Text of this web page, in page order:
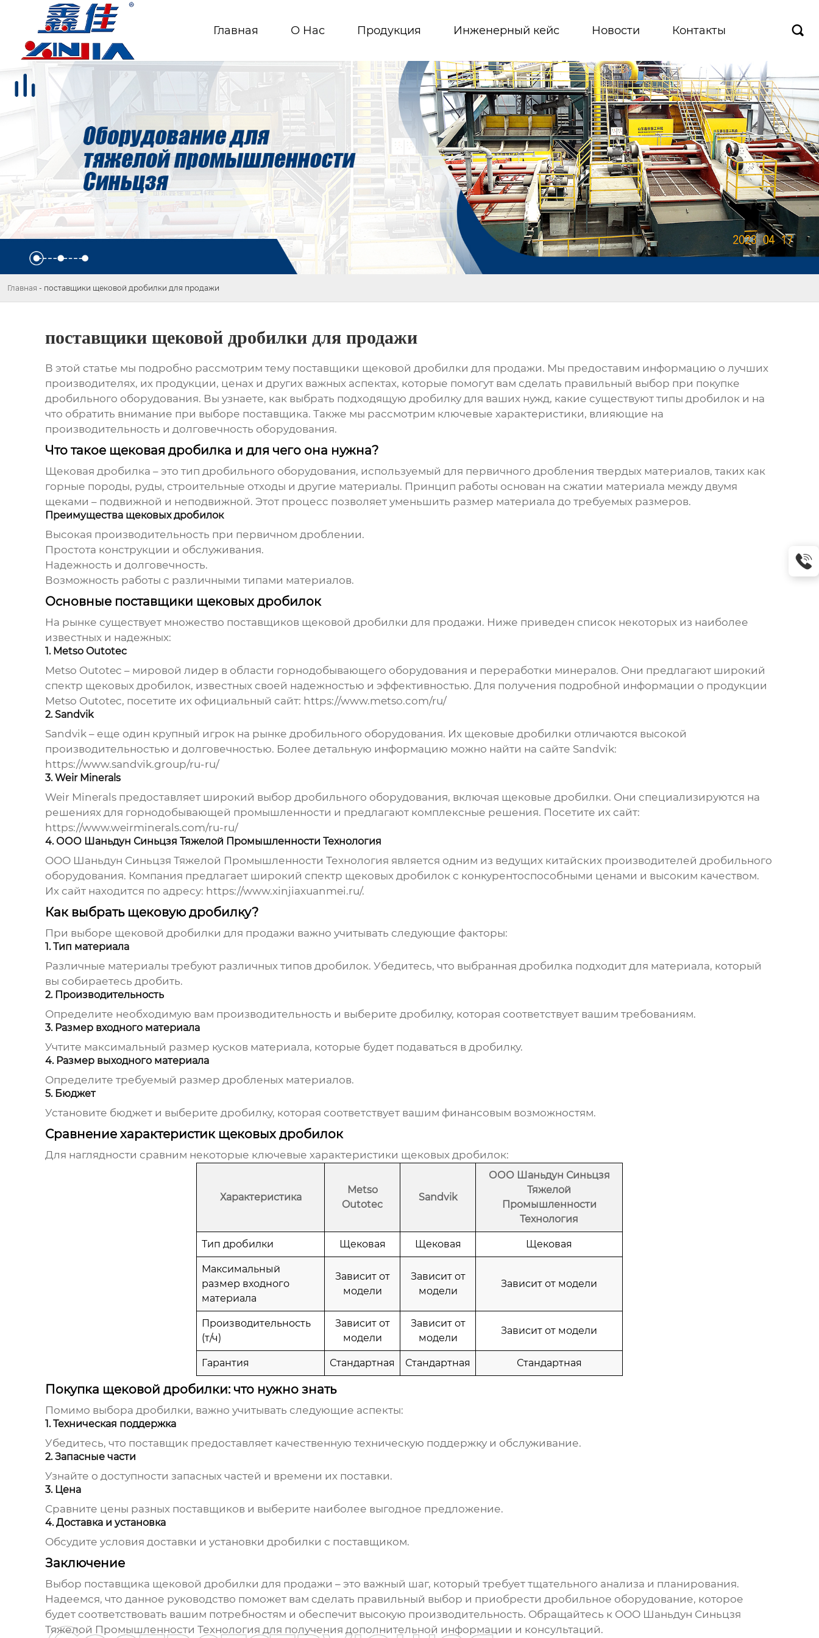
Главная О Hас Продукция Инженерный кейс Новости Контакты 
Главная - поставщики щековой дробилки для продажи
поставщики щековой дробилки для продажи
В этой статье мы подробно рассмотрим тему поставщики щековой дробилки для продажи. Мы предоставим информацию о лучших
производителях, их продукции, ценах и других важных аспектах, которые помогут вам сделать правильный выбор при покупке
дробильного оборудования. Вы узнаете, как выбрать подходящую дробилку для ваших нужд, какие существуют типы дробилок и на
что обратить внимание при выборе поставщика. Также мы рассмотрим ключевые характеристики, влияющие на
производительность и долговечность оборудования.
Что такое щековая дробилка и для чего она нужна?
Щековая дробилка – это тип дробильного оборудования, используемый для первичного дробления твердых материалов, таких как
горные породы, руды, строительные отходы и другие материалы. Принцип работы основан на сжатии материала между двумя
щеками – подвижной и неподвижной. Этот процесс позволяет уменьшить размер материала до требуемых размеров.
Преимущества щековых дробилок
Высокая производительность при первичном дроблении.
Простота конструкции и обслуживания.
Надежность и долговечность.
Возможность работы с различными типами материалов.
Основные поставщики щековых дробилок
На рынке существует множество поставщиков щековой дробилки для продажи. Ниже приведен список некоторых из наиболее
известных и надежных:
1. Metso Outotec
Metso Outotec – мировой лидер в области горнодобывающего оборудования и переработки минералов. Они предлагают широкий
спектр щековых дробилок, известных своей надежностью и эффективностью. Для получения подробной информации о продукции
Metso Outotec, посетите их официальный сайт: https://www.metso.com/ru/
2. Sandvik
Sandvik – еще один крупный игрок на рынке дробильного оборудования. Их щековые дробилки отличаются высокой
производительностью и долговечностью. Более детальную информацию можно найти на сайте Sandvik:
https://www.sandvik.group/ru-ru/
3. Weir Minerals
Weir Minerals предоставляет широкий выбор дробильного оборудования, включая щековые дробилки. Они специализируются на
решениях для горнодобывающей промышленности и предлагают комплексные решения. Посетите их сайт:
https://www.weirminerals.com/ru-ru/
4. ООО Шаньдун Синьцзя Тяжелой Промышленности Технология
ООО Шаньдун Синьцзя Тяжелой Промышленности Технология является одним из ведущих китайских производителей дробильного
оборудования. Компания предлагает широкий спектр щековых дробилок с конкурентоспособными ценами и высоким качеством.
Их сайт находится по адресу: https://www.xinjiaxuanmei.ru/.
Как выбрать щековую дробилку?
При выборе щековой дробилки для продажи важно учитывать следующие факторы:
1. Тип материала
Различные материалы требуют различных типов дробилок. Убедитесь, что выбранная дробилка подходит для материала, который
вы собираетесь дробить.
2. Производительность
Определите необходимую вам производительность и выберите дробилку, которая соответствует вашим требованиям.
3. Размер входного материала
Учтите максимальный размер кусков материала, которые будет подаваться в дробилку.
4. Размер выходного материала
Определите требуемый размер дробленых материалов.
5. Бюджет
Установите бюджет и выберите дробилку, которая соответствует вашим финансовым возможностям.
Сравнение характеристик щековых дробилок
Для наглядности сравним некоторые ключевые характеристики щековых дробилок:
Характеристика
Metso
Outotec
Sandvik
ООО Шаньдун Синьцзя
Тяжелой
Промышленности
Технология
Тип дробилки Щековая Щековая Щековая
Максимальный
размер входного
материала
Зависит от
модели
Зависит от
модели
Зависит от модели
Производительность
(т/ч)
Зависит от
модели
Зависит от
модели
Зависит от модели
Гарантия Стандартная Стандартная Стандартная
Покупка щековой дробилки: что нужно знать
Помимо выбора дробилки, важно учитывать следующие аспекты:
1. Техническая поддержка
Убедитесь, что поставщик предоставляет качественную техническую поддержку и обслуживание.
2. Запасные части
Узнайте о доступности запасных частей и времени их поставки.
3. Цена
Сравните цены разных поставщиков и выберите наиболее выгодное предложение.
4. Доставка и установка
Обсудите условия доставки и установки дробилки с поставщиком.
Заключение
Выбор поставщика щековой дробилки для продажи – это важный шаг, который требует тщательного анализа и планирования.
Надеемся, что данное руководство поможет вам сделать правильный выбор и приобрести дробильное оборудование, которое
будет соответствовать вашим потребностям и обеспечит высокую производительность. Обращайтесь к ООО Шаньдун Синьцзя
Тяжелой Промышленности Технология для получения дополнительной информации и консультаций.